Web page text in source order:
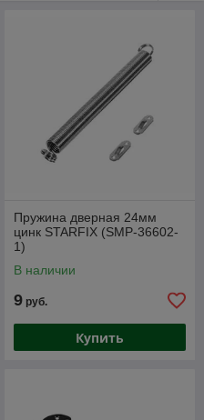
Пружина дверная 24мм
цинк STARFIX (SMP-36602-
1)
В наличии
9 руб.
Купить